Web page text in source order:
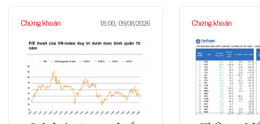
Chứng khoán 18:00, 09/08/2026 Chứng khoán